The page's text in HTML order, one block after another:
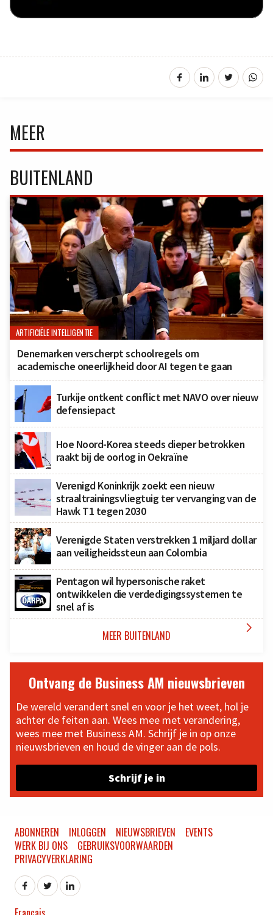
MEER
BUITENLAND
ARTIFICIËLE INTELLIGENTIE
Denemarken verscherpt schoolregels om
academische oneerlijkheid door AI tegen te gaan
Turkije ontkent conflict met NAVO over nieuw
defensiepact
Hoe Noord-Korea steeds dieper betrokken
raakt bij de oorlog in Oekraïne
Verenigd Koninkrijk zoekt een nieuw
straaltrainingsvliegtuig ter vervanging van de
Hawk T1 tegen 2030
Verenigde Staten verstrekken 1 miljard dollar
aan veiligheidssteun aan Colombia
Pentagon wil hypersonische raket
ontwikkelen die verdedigingssystemen te
snel af is
MEER BUITENLAND 
Ontvang de Business AM nieuwsbrieven
De wereld verandert snel en voor je het weet, hol je
achter de feiten aan. Wees mee met verandering,
wees mee met Business AM. Schrijf je in op onze
nieuwsbrieven en houd de vinger aan de pols.
Schrijf je in
ABONNEREN INLOGGEN NIEUWSBRIEVEN
EVENTS
WERK BIJ ONS
GEBRUIKSVOORWAARDEN
PRIVACYVERKLARING